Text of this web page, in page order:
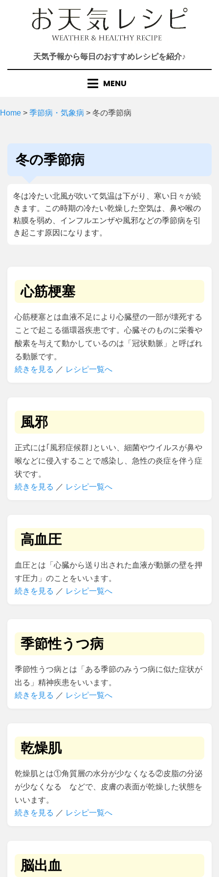
天気予報から毎日のおすすめレシピを紹介♪
MENU
Home > 季節病・気象病 > 冬の季節病
カテゴリー
:
冬の季節病
冬は冷たい北風が吹いて気温は下がり、寒い日々が続
きます。この時期の冷たい乾燥した空気は、鼻や喉の
粘膜を弱め、インフルエンザや風邪などの季節病を引
き起こす原因になります。
心筋梗塞
心筋梗塞とは血液不足により心臓壁の一部が壊死する
ことで起こる循環器疾患です。心臓そのものに栄養や
酸素を与えて動かしているのは「冠状動脈」と呼ばれ
る動脈です。
続きを見る ／ レシピ一覧へ
風邪
正式には｢風邪症候群｣といい、細菌やウイルスが鼻や
喉などに侵入することで感染し、急性の炎症を伴う症
状です。
続きを見る ／ レシピ一覧へ
高血圧
血圧とは「心臓から送り出された血液が動脈の壁を押
す圧力」のことをいいます。
続きを見る ／ レシピ一覧へ
季節性うつ病
季節性うつ病とは「ある季節のみうつ病に似た症状が
出る」精神疾患をいいます。
続きを見る ／ レシピ一覧へ
乾燥肌
乾燥肌とは①角質層の水分が少なくなる②皮脂の分泌
が少なくなる などで、皮膚の表面が乾燥した状態を
いいます。
続きを見る ／ レシピ一覧へ
脳出血